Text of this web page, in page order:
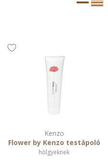
Kenzo
Flower by Kenzo testápoló
hölgyeknek